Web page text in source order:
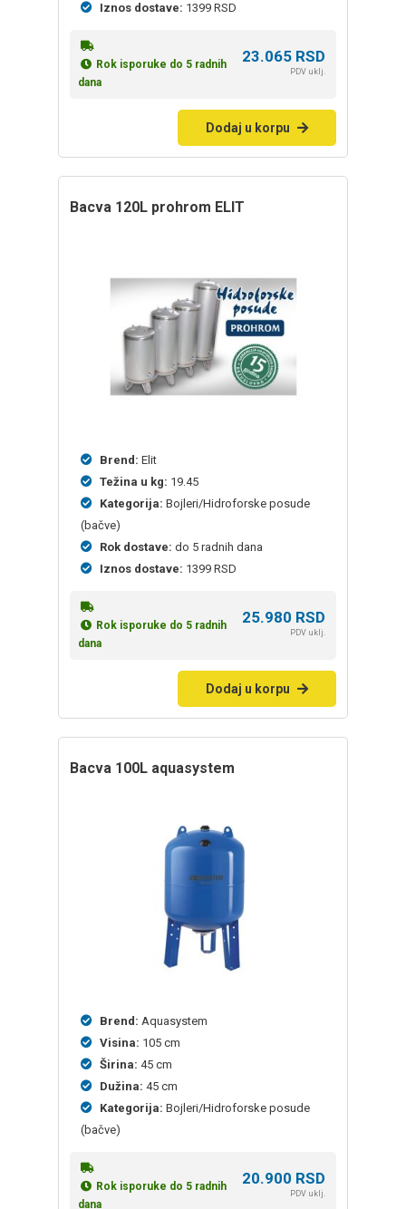
Iznos dostave: 1399 RSD
Rok isporuke do 5 radnih
dana
23.065 RSD
PDV uklj.
Dodaj u korpu
bacva 120L prohrom ELIT
Brend: Elit
Težina u kg: 19.45
Kategorija: Bojleri/Hidroforske posude
(bačve)
Rok dostave: do 5 radnih dana
Iznos dostave: 1399 RSD
Rok isporuke do 5 radnih
dana
25.980 RSD
PDV uklj.
Dodaj u korpu
bacva 100L aquasystem
Brend: Aquasystem
Visina: 105 cm
Širina: 45 cm
Dužina: 45 cm
Kategorija: Bojleri/Hidroforske posude
(bačve)
Rok isporuke do 5 radnih
dana
20.900 RSD
PDV uklj.